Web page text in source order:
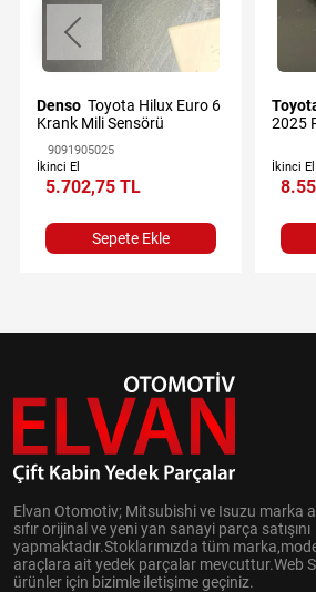
Denso Toyota Hilux Euro 6
Krank Mili Sensörü
9091905025
İkinci El
5.702,75 TL
Sepete Ekle
2025
İkinci El
Elvan Otomotiv; Mitsubishi ve Isuzu marka
sıfır orijinal ve yeni yan sanayi parça satışını
yapmaktadır.Stoklarımızda tüm
araçlara ait yedek parçalar mevcuttur.Web
ürünler için bizimle iletişime geçiniz.